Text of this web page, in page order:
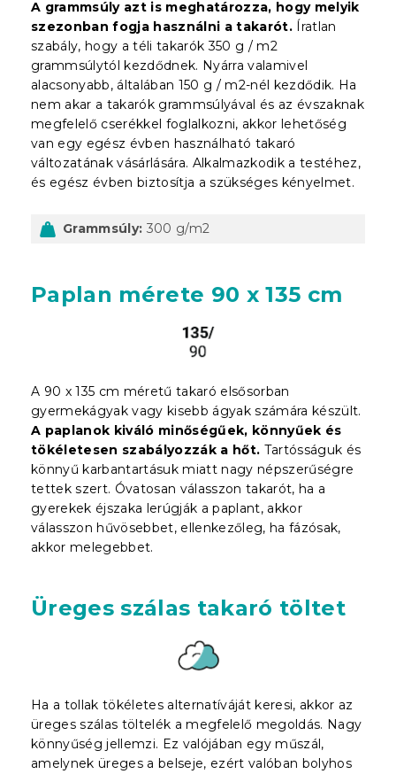
A grammsúly azt is meghatározza, hogy melyik
szezonban fogja használni a takarót. Íratlan
szabály, hogy a téli takarók 350 g / m2
grammsúlytól kezdődnek. Nyárra valamivel
alacsonyabb, általában 150 g / m2-nél kezdődik. Ha
nem akar a takarók grammsúlyával és az évszaknak
megfelelő cserékkel foglalkozni, akkor lehetőség
van egy egész évben használható takaró
változatának vásárlására. Alkalmazkodik a testéhez,
és egész évben biztosítja a szükséges kényelmet.
Grammsúly: 300 g/m2
Paplan mérete 90 x 135 cm
A 90 x 135 cm méretű takaró elsősorban
gyermekágyak vagy kisebb ágyak számára készült.
A paplanok kiváló minőségűek, könnyűek és
tökéletesen szabályozzák a hőt. Tartósságuk és
könnyű karbantartásuk miatt nagy népszerűségre
tettek szert. Óvatosan válasszon takarót, ha a
gyerekek éjszaka lerúgják a paplant, akkor
válasszon hűvösebbet, ellenkezőleg, ha fázósak,
akkor melegebbet.
Üreges szálas takaró töltet
Ha a tollak tökéletes alternatíváját keresi, akkor az
üreges szálas töltelék a megfelelő megoldás. Nagy
könnyűség jellemzi. Ez valójában egy műszál,
amelynek üreges a belseje, ezért valóban bolyhos